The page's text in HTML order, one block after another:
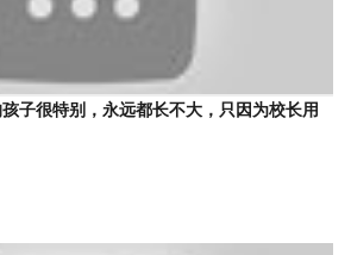
孩子很特别，永远都长不大，只因为校长用